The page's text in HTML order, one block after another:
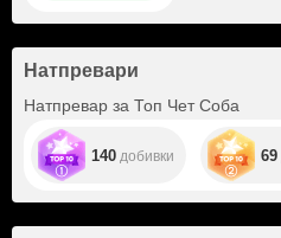
Натпревари
Натпревар за Топ Чет Соба
140 добивки 69